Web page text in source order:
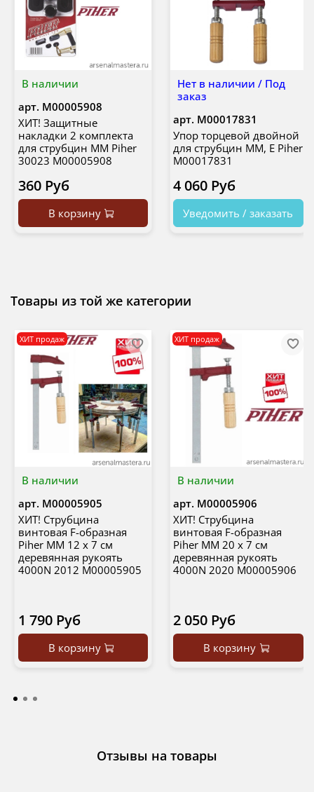
В наличии
арт. М00005908
ХИТ! Защитные
накладки 2 комплекта
для струбцин MM Piher
30023 М00005908
360 Руб
В корзину
Нет в наличии / Под
заказ
арт. М00017831
Упор торцевой двойной
для струбцин MM, E Piher
М00017831
4 060 Руб
Уведомить / заказать
Товары из той же категории
В наличии
ХИТ продаж
арт. М00005905
ХИТ! Струбцина
винтовая F-образная
Piher MM 12 х 7 см
деревянная рукоять
4000N 2012 М00005905
1 790 Руб
В корзину
В наличии
ХИТ продаж
арт. М00005906
ХИТ! Струбцина
винтовая F-образная
Piher MM 20 х 7 см
деревянная рукоять
4000N 2020 М00005906
2 050 Руб
В корзину
Отзывы на товары